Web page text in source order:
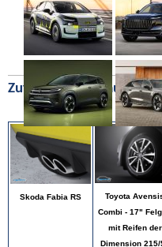
Zufällige Bilder aus
Skoda Fabia RS
Toyota
Combi - 17"
mit Reifen der
Dimension 215/